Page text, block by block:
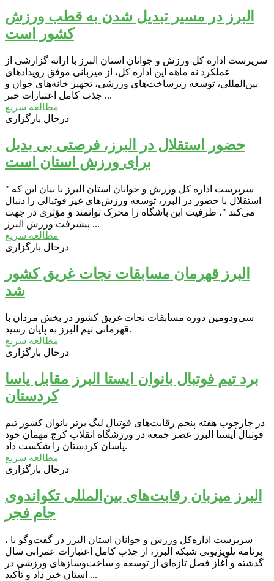
البرز در مسیر تبدیل شدن به قطب ورزش
کشور است
سرپرست اداره کل ورزش و جوانان استان البرز با ارائه گزارشی از
عملکرد نه ماهه این اداره کل، از میزبانی موفق رویدادهای
بین‌المللی، توسعه زیرساخت‌های ورزشی، تجهیز خانه‌های جوان و
جذب کامل اعتبارات خبر ...
مطالعه سریع
درحال بارگزاری
حضور استقلال در البرز، فرصتی بی بدیل
برای ورزش استان است
سرپرست اداره کل ورزش و جوانان استان البرز با بیان این که "
استقلال با حضور در البرز، توسعه ورزش‌های غیر فوتبالی را دنبال
می‌کند "، ظرفیت این باشگاه را محرک توانمند و مؤثری در جهت
پیشرفت ورزش البرز ...
مطالعه سریع
درحال بارگزاری
البرز قهرمان مسابقات نجات غریق کشور
شد
سی‌ودومین دوره مسابقات نجات غریق کشور در بخش مردان با
قهرمانی تیم البرز به پایان رسید.
مطالعه سریع
درحال بارگزاری
برد تیم فوتبال بانوان ایستا البرز مقابل یاسا
کردستان
در چارچوب هفته پنجم رقابت‌های فوتبال لیگ برتر بانوان کشور تیم
فوتبال ایستا البرز عصر جمعه در ورزشگاه انقلاب کرج مهمان خود
یاسان کردستان را شکست داد.
مطالعه سریع
درحال بارگزاری
البرز میزبان رقابت‌های بین‌المللی تکواندوی
جام فجر
، سرپرست اداره‌کل ورزش و جوانان استان البرز در گفت‌وگو با
برنامه تلویزیونی شبکه البرز، از جذب کامل اعتبارات عمرانی سال
گذشته و آغاز فصل تازه‌ای از توسعه و ساخت‌وسازهای ورزشی در
استان خبر داد و تأکید ...